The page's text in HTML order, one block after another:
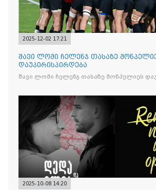
2025-12-02 17:21
შავი ლომი ჩელენჯ თასაზე
დაუპირისპირდება
შავი ლომი ჩელენჯ თასაზე მონპელიეს
2025-10-08 14:20